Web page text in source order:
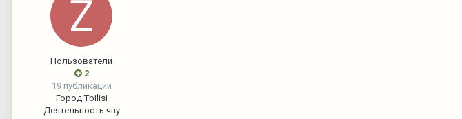
Пользователи
2
19 публикаций
Город:Tbilisi
Деятельность:чпу